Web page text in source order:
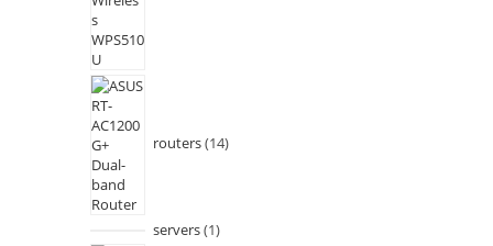
routers 14
servers 1